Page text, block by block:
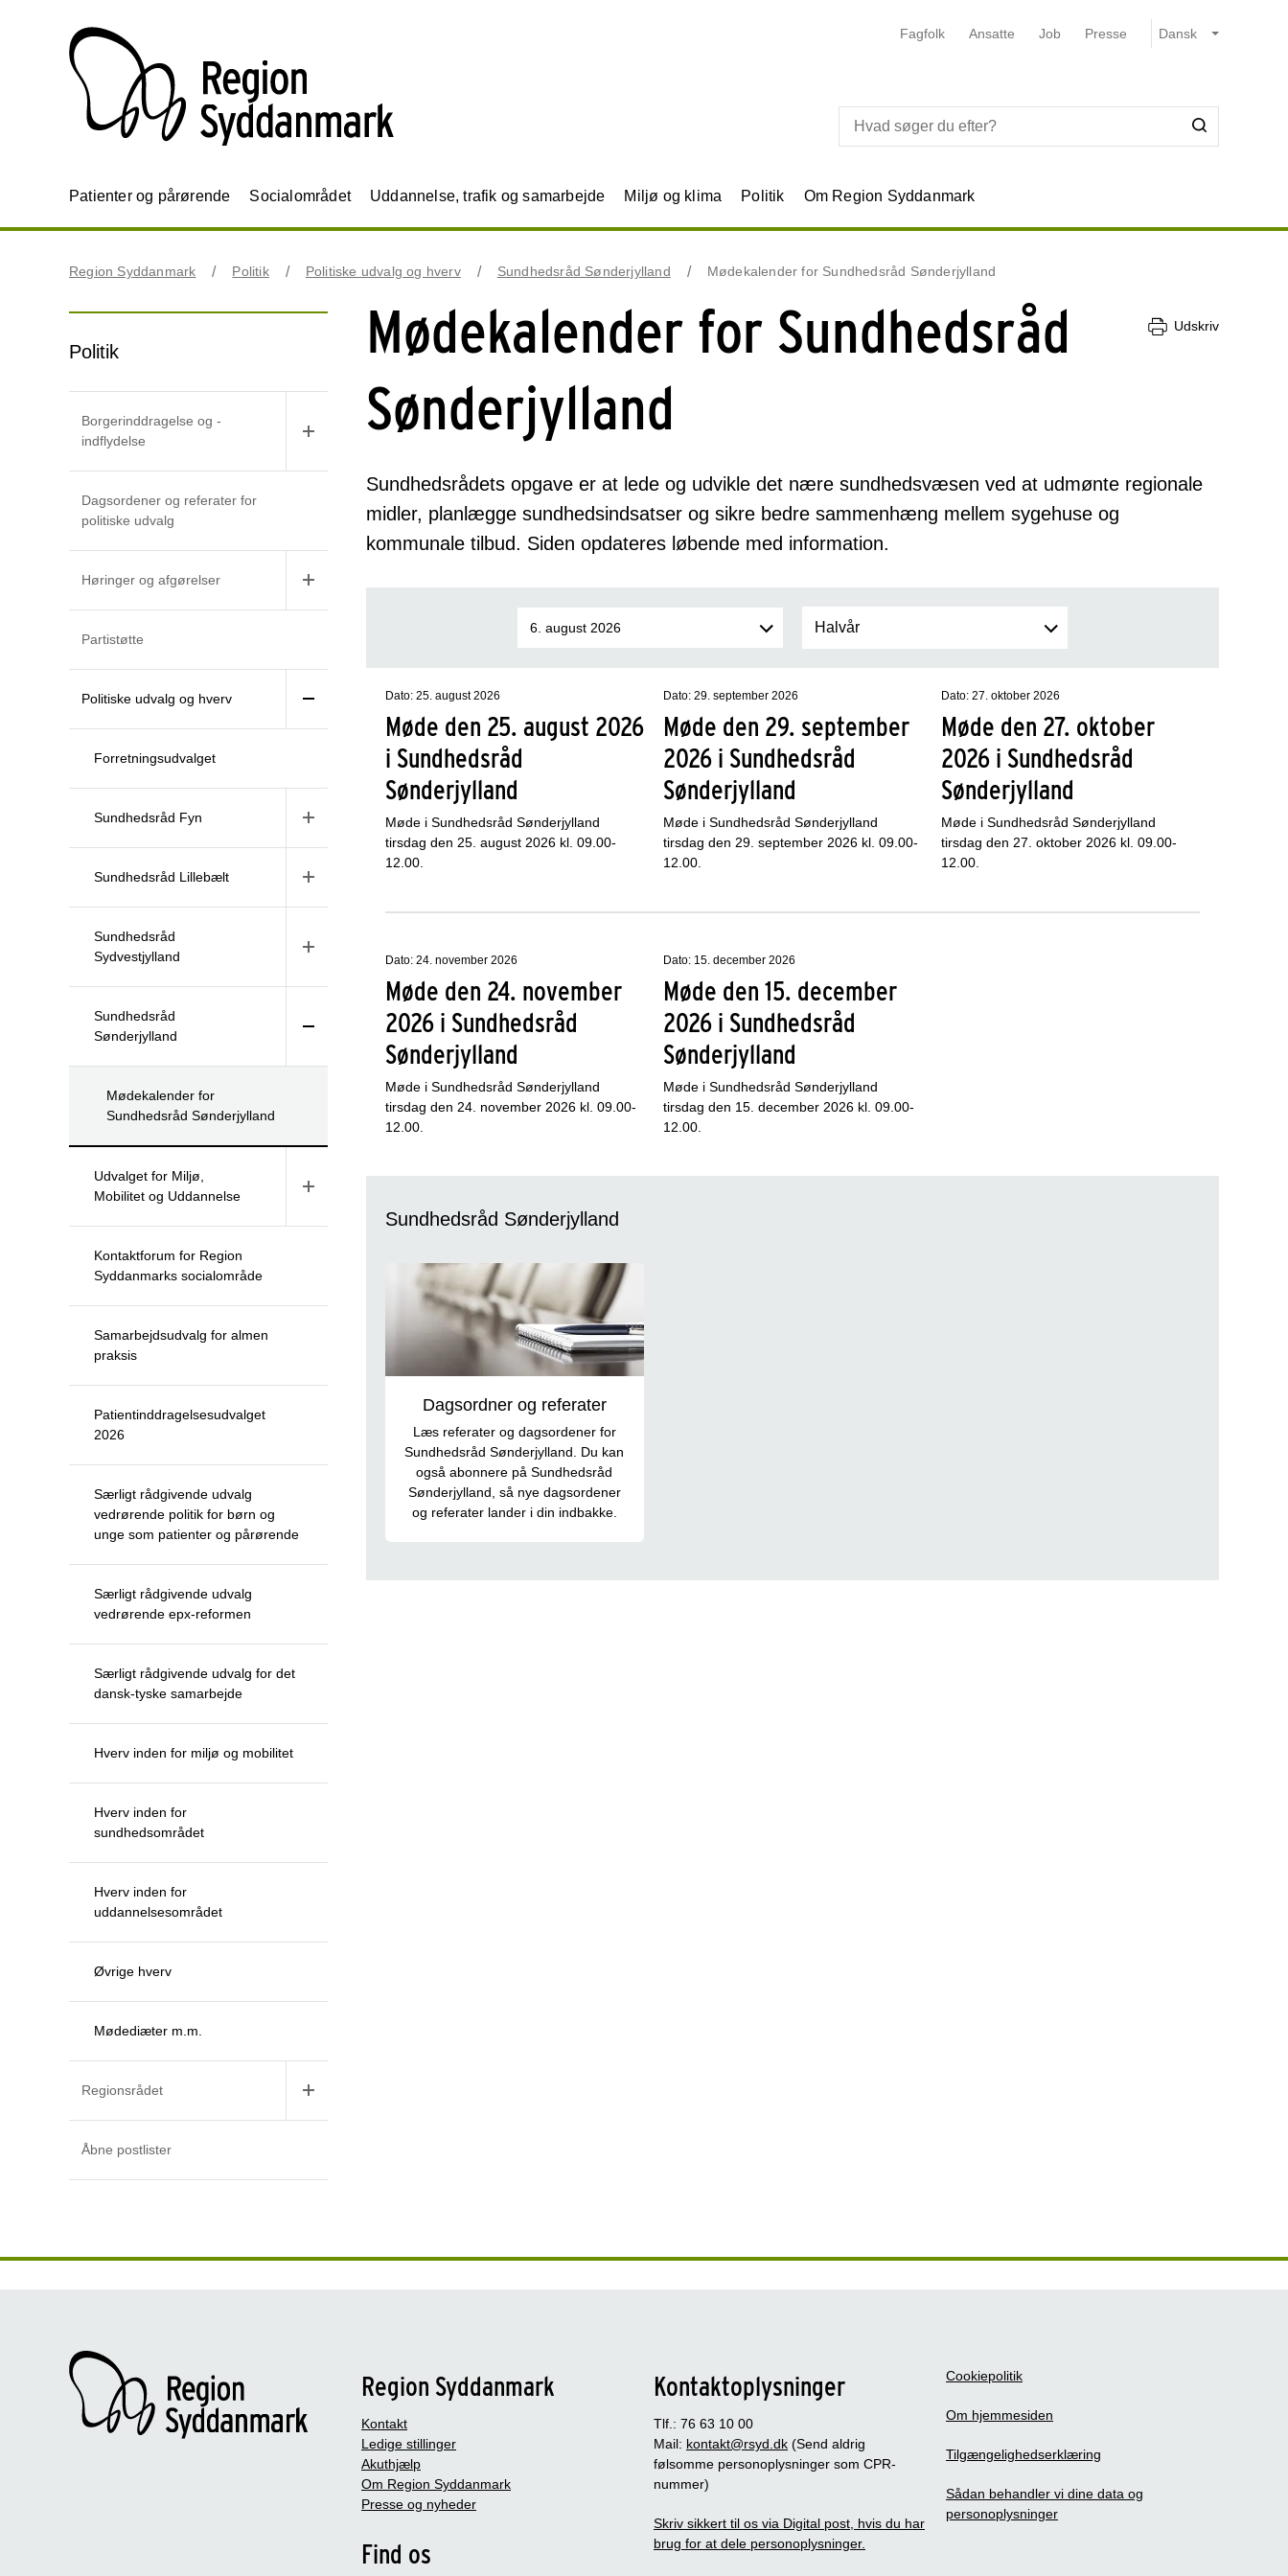
Fagfolk Ansatte Job Presse
Patienter og pårørende Socialområdet Uddannelse, trafik og samarbejde Miljø og klima Politik Om Region Syddanmark
Region Syddanmark Politik Politiske udvalg og hverv Sundhedsråd Sønderjylland Mødekalender for Sundhedsråd Sønderjylland
Politik
Borgerinddragelse og -
indflydelse
Dagsordener og referater for
politiske udvalg
Høringer og afgørelser
Partistøtte
Politiske udvalg og hverv
Forretningsudvalget
Sundhedsråd Fyn
Sundhedsråd Lillebælt
Sundhedsråd
Sydvestjylland
Sundhedsråd
Sønderjylland
Mødekalender for
Sundhedsråd Sønderjylland
Udvalget for Miljø,
Mobilitet og Uddannelse
Kontaktforum for Region
Syddanmarks socialområde
Samarbejdsudvalg for almen
praksis
Patientinddragelsesudvalget
2026
Særligt rådgivende udvalg
vedrørende politik for børn og
unge som patienter og pårørende
Særligt rådgivende udvalg
vedrørende epx-reformen
Særligt rådgivende udvalg for det
dansk-tyske samarbejde
Hverv inden for miljø og mobilitet
Hverv inden for
sundhedsområdet
Hverv inden for
uddannelsesområdet
Øvrige hverv
Mødediæter m.m.
Regionsrådet
Åbne postlister
Mødekalender for Sundhedsråd
Sønderjylland
Udskriv
Sundhedsrådets opgave er at lede og udvikle det nære sundhedsvæsen ved at udmønte regionale
midler, planlægge sundhedsindsatser og sikre bedre sammenhæng mellem sygehuse og
kommunale tilbud. Siden opdateres løbende med information.
Dato: 25. august 2026
Møde den 25. august 2026
i Sundhedsråd
Sønderjylland
Møde i Sundhedsråd Sønderjylland
tirsdag den 25. august 2026 kl. 09.00-
12.00.
Dato: 29. september 2026
Møde den 29. september
2026 i Sundhedsråd
Sønderjylland
Møde i Sundhedsråd Sønderjylland
tirsdag den 29. september 2026 kl. 09.00-
12.00.
Dato: 27. oktober 2026
Møde den 27. oktober
2026 i Sundhedsråd
Sønderjylland
Møde i Sundhedsråd Sønderjylland
tirsdag den 27. oktober 2026 kl. 09.00-
12.00.
Dato: 24. november 2026
Møde den 24. november
2026 i Sundhedsråd
Sønderjylland
Møde i Sundhedsråd Sønderjylland
tirsdag den 24. november 2026 kl. 09.00-
12.00.
Dato: 15. december 2026
Møde den 15. december
2026 i Sundhedsråd
Sønderjylland
Møde i Sundhedsråd Sønderjylland
tirsdag den 15. december 2026 kl. 09.00-
12.00.
Sundhedsråd Sønderjylland
Dagsordner og referater
Læs referater og dagsordener for
Sundhedsråd Sønderjylland. Du kan
også abonnere på Sundhedsråd
Sønderjylland, så nye dagsordener
og referater lander i din indbakke.
Region Syddanmark
Kontakt
Ledige stillinger
Akuthjælp
Om Region Syddanmark
Presse og nyheder
Find os
Kontaktoplysninger
Tlf.: 76 63 10 00
Mail: kontakt@rsyd.dk (Send aldrig
følsomme personoplysninger som CPR-
nummer)
Skriv sikkert til os via Digital post, hvis du har
brug for at dele personoplysninger.
Cookiepolitik
Om hjemmesiden
Tilgængelighedserklæring
Sådan behandler vi dine data og
personoplysninger